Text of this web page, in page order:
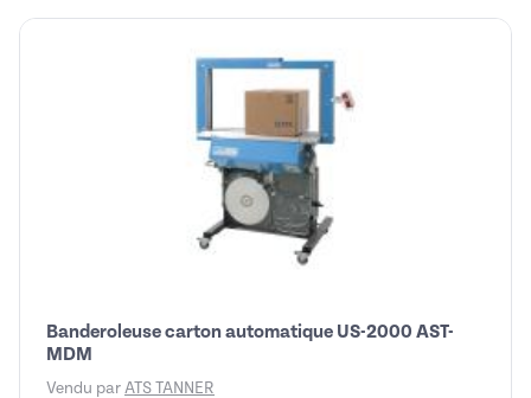
Banderoleuse carton automatique US-2000 AST-
MDM
Vendu par ATS TANNER